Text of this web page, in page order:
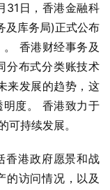
31日，香港金融科
及库务局)正式公布
。 香港财经事务及
分布式分类账技术
来发展的趋势，这
度。 香港致力于
可持续发展。
香港政府愿景和战
的访问情况，以及